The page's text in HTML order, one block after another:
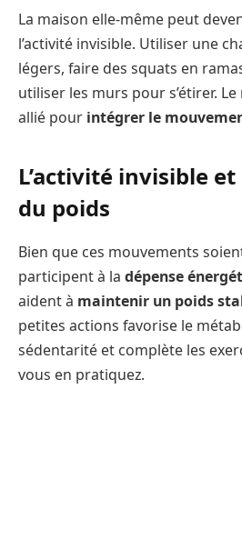
La maison elle-même peut
l’activité invisible. Utiliser une
légers, faire des squats en
utiliser les murs pour s’étirer.
allié pour intégrer le
L’activité invisible
du poids
Bien que ces mouvements
participent à la dépense
aident à maintenir un poids
petites actions favorise le
sédentarité et complète les
vous en pratiquez.